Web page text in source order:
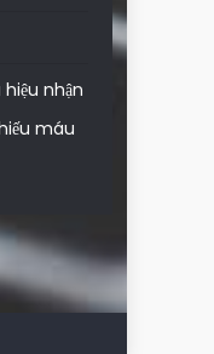
nhận
máu